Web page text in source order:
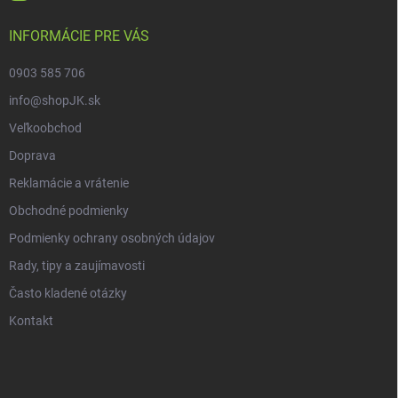
INFORMÁCIE PRE VÁS
0903 585 706
info@shopJK.sk
Veľkoobchod
Doprava
Reklamácie a vrátenie
Obchodné podmienky
Podmienky ochrany osobných údajov
Rady, tipy a zaujímavosti
Často kladené otázky
Kontakt